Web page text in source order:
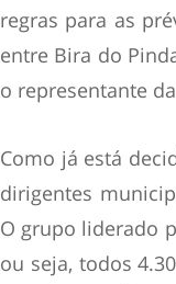
regras para as
entre Bira do
o representante
Como já está
dirigentes
O grupo liderado
ou seja, todos